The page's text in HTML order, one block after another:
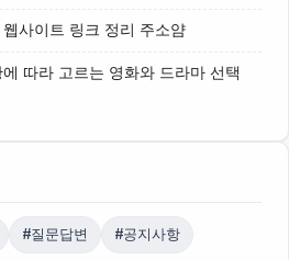
사이트 링크 정리 주소얌
따라 고르는 영화와 드라마 선택
#질문답변 #공지사항